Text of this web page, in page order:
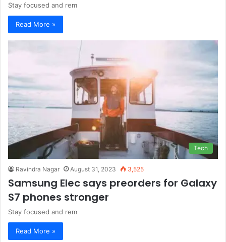
Stay focused and rem
Read More »
Tech
Ravindra Nagar August 31, 2023 3,525
Samsung Elec says preorders for Galaxy
S7 phones stronger
Stay focused and rem
Read More »